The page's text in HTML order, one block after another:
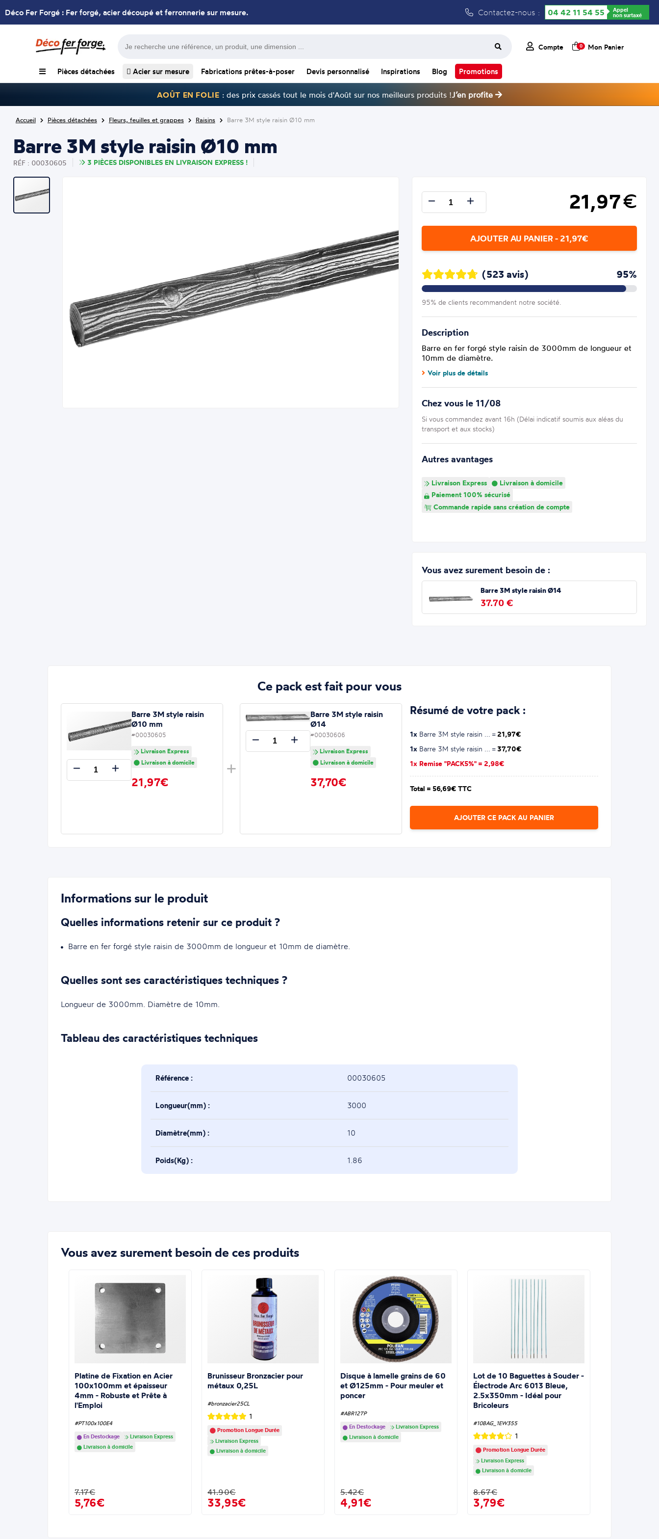
Déco Fer Forgé : Fer forgé, acier découpé et ferronnerie sur mesure. Contactez-nous : 04 42 11 54 55 Appel
non surtaxé
Compte 0 Mon Panier
Pièces détachées Acier sur mesure Fabrications prêtes-à-poser Devis personnalisé Inspirations Blog Promotions
AOÛT EN FOLIE : des prix cassés tout le mois d'Août sur nos meilleurs produits !J’en profite
Accueil Pièces détachées Fleurs, feuilles et grappes Raisins Barre 3M style raisin Ø10 mm
Barre 3M style raisin Ø10 mm
RÉF : 00030605 3 PIÈCES DISPONIBLES EN LIVRAISON EXPRESS !
21,97€
AJOUTER AU PANIER - 21,97€
(523 avis) 95%
95% de clients recommandent notre société.
Description
Barre en fer forgé style raisin de 3000mm de longueur et
10mm de diamètre.
Voir plus de détails
Chez vous le 11/08
Si vous commandez avant 16h (Délai indicatif soumis aux aléas du
transport et aux stocks)
Autres avantages
Livraison Express
Livraison à domicile
Paiement 100% sécurisé
Commande rapide sans création de compte
Vous avez surement besoin de :
Barre 3M style raisin Ø14
37.70 €
Ce pack est fait pour vous
Barre 3M style raisin
Ø10 mm
#00030605
Livraison Express
Livraison à domicile
21,97€
Barre 3M style raisin
Ø14
#00030606
Livraison Express
Livraison à domicile
37,70€
Résumé de votre pack :
1x Barre 3M style raisin ... = 21,97€
1x Barre 3M style raisin ... = 37,70€
1x Remise "PACK5%" = 2,98€
Total = 56,69€ TTC
AJOUTER CE PACK AU PANIER
Informations sur le produit
Quelles informations retenir sur ce produit ?
Barre en fer forgé style raisin de 3000mm de longueur et 10mm de diamètre.
Quelles sont ses caractéristiques techniques ?
Longueur de 3000mm. Diamètre de 10mm.
Tableau des caractéristiques techniques
Référence : 00030605
Longueur(mm) : 3000
Diamètre(mm) : 10
Poids(Kg) : 1.86
Vous avez surement besoin de ces produits
Platine de Fixation en Acier
100x100mm et épaisseur
4mm - Robuste et Prête à
l'Emploi
#PT100x100E4
En Destockage
Livraison Express
Livraison à domicile
7.17€
5,76€
Brunisseur Bronzacier pour
métaux 0,25L
#bronzacier25CL
1
Promotion Longue Durée
Livraison Express
Livraison à domicile
41.90€
33,95€
Disque à lamelle grains de 60
et Ø125mm - Pour meuler et
poncer
#ABR127P
En Destockage
Livraison Express
Livraison à domicile
5.42€
4,91€
Lot de 10 Baguettes à Souder -
Électrode Arc 6013 Bleue,
2.5x350mm - Idéal pour
Bricoleurs
#10BAG_1EW355
1
Promotion Longue Durée
Livraison Express
Livraison à domicile
8.67€
3,79€